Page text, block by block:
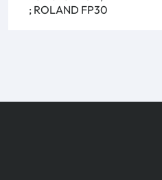
; ROLAND FP30